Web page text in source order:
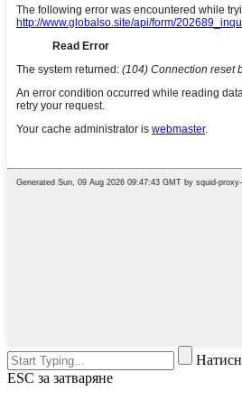
ESC за затваряне